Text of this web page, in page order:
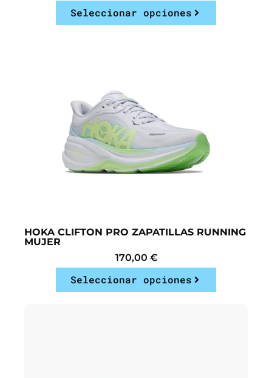
Seleccionar opciones
HOKA CLIFTON PRO ZAPATILLAS RUNNING
MUJER
170,00 €
Seleccionar opciones